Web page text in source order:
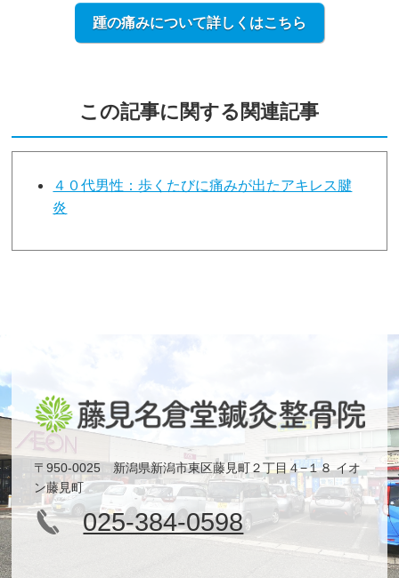
踵の痛みについて詳しくはこちら
この記事に関する関連記事
４０代男性：歩くたびに痛みが出たアキレス腱
炎
〒950-0025 新潟県新潟市東区藤見町２丁目４−１８ イオ
ン藤見町
025-384-0598